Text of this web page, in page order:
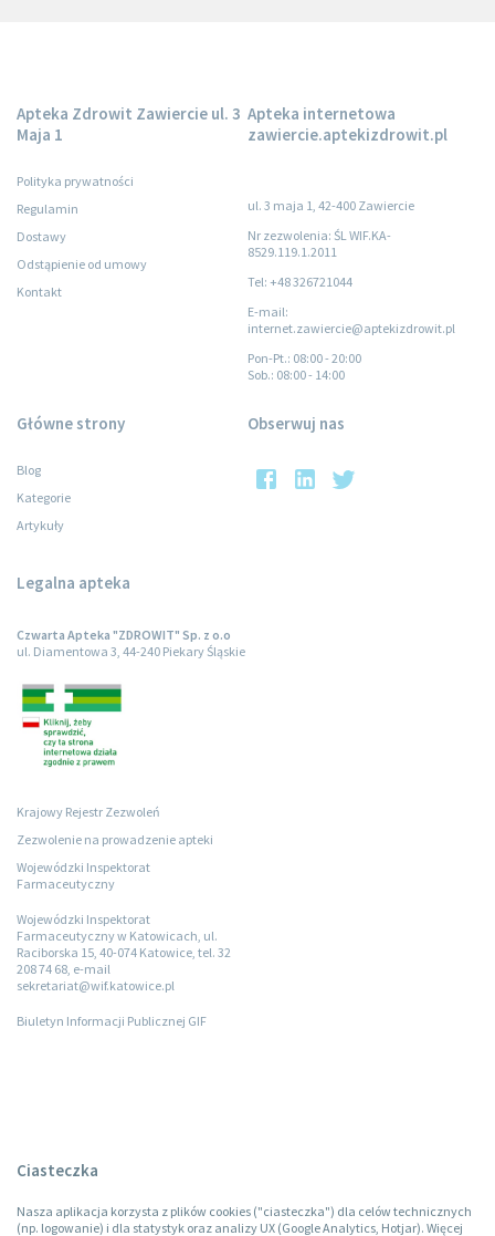
Apteka Zdrowit Zawiercie ul. 3
Maja 1
Polityka prywatności
Regulamin
Dostawy
Odstąpienie od umowy
Kontakt
Apteka internetowa
zawiercie.aptekizdrowit.pl
ul. 3 maja 1, 42-400 Zawiercie
Nr zezwolenia: ŚL WIF.KA-
8529.119.1.2011
Tel: +48 326721044
E-mail:
internet.zawiercie@aptekizdrowit.pl
Pon-Pt.: 08:00 - 20:00
Sob.: 08:00 - 14:00
Główne strony
Blog
Kategorie
Artykuły
Legalna apteka
Czwarta Apteka "ZDROWIT" Sp. z o.o
ul. Diamentowa 3, 44-240 Piekary Śląskie
Krajowy Rejestr Zezwoleń
Zezwolenie na prowadzenie apteki
Wojewódzki Inspektorat
Farmaceutyczny
Wojewódzki Inspektorat
Farmaceutyczny w Katowicach, ul.
Raciborska 15, 40-074 Katowice, tel. 32
208 74 68, e-mail
sekretariat@wif.katowice.pl
Biuletyn Informacji Publicznej GIF
Obserwuj nas
Ciasteczka
Nasza aplikacja korzysta z plików cookies ("ciasteczka") dla celów technicznych
(np. logowanie) i dla statystyk oraz analizy UX (Google Analytics, Hotjar). Więcej